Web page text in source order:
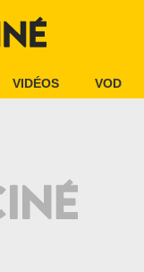
VIDÉOS VOD